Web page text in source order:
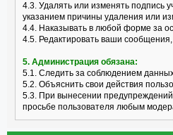
4.3. Удалять или изменять подпись
указанием причины удаления или
4.4. Наказывать в любой форме за
4.5. Редактировать ваши
5. Администрация обязана:
5.1. Следить за соблюдением
5.2. Объяснить свои действия
5.3. При вынесении
просьбе пользователя любым